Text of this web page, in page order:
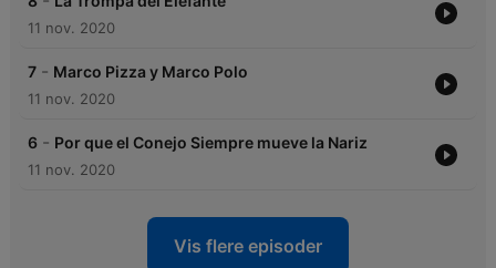
11 nov. 2020
7 - Marco Pizza y Marco Polo
11 nov. 2020
6 - Por que el Conejo Siempre mueve la Nariz
11 nov. 2020
Vis flere episoder